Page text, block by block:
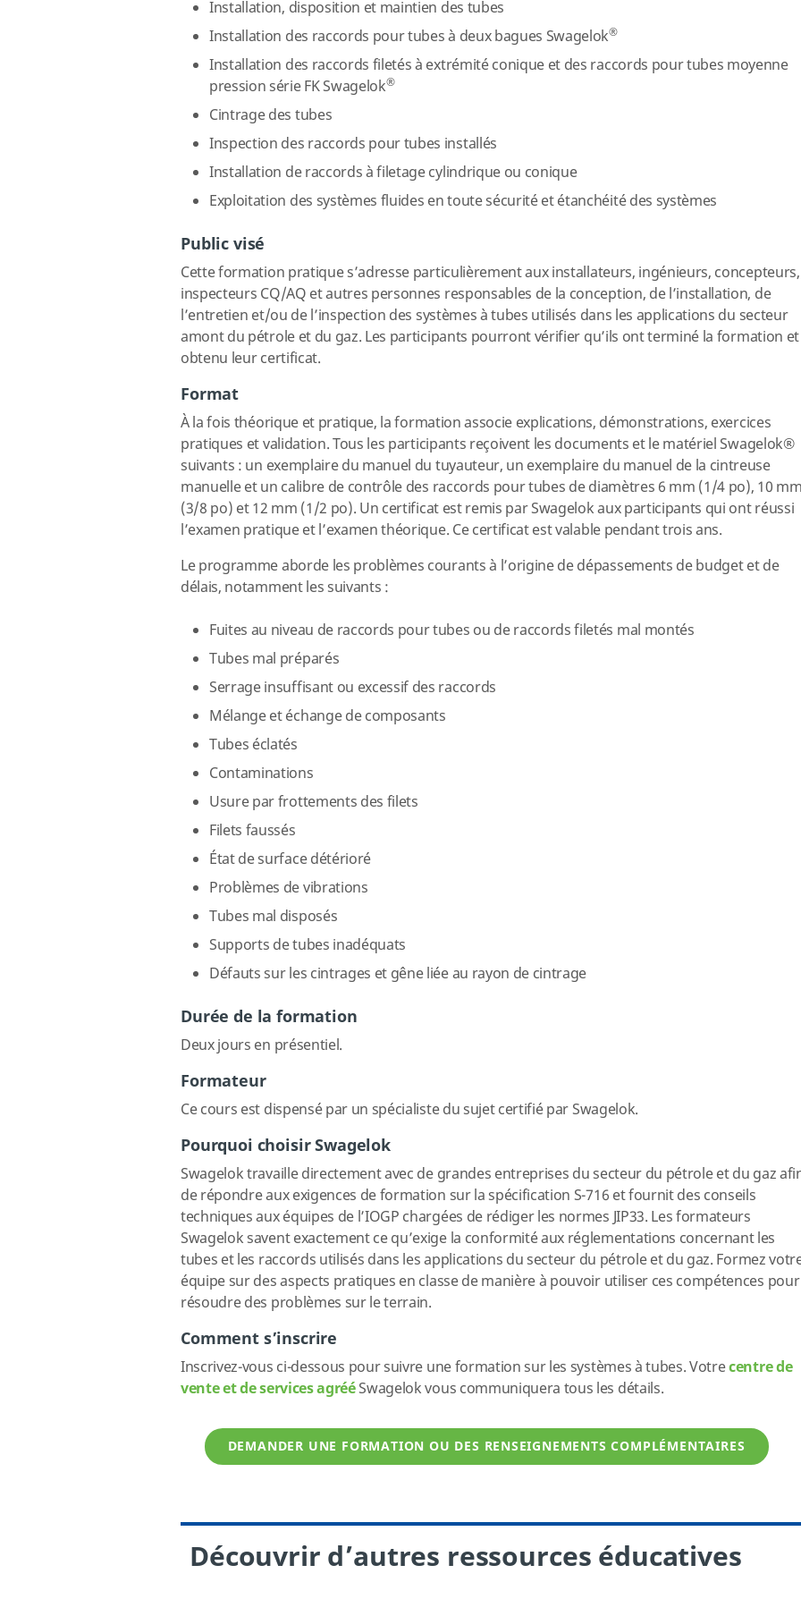
Installation, disposition et maintien des tubes
Installation des raccords pour tubes à deux bagues Swagelok®
Installation des raccords filetés à extrémité conique et des raccords pour tubes moyenne
pression série FK Swagelok®
Cintrage des tubes
Inspection des raccords pour tubes installés
Installation de raccords à filetage cylindrique ou conique
Exploitation des systèmes fluides en toute sécurité et étanchéité des systèmes
Public visé
Cette formation pratique s’adresse particulièrement aux installateurs, ingénieurs, concepteurs,
inspecteurs CQ/AQ et autres personnes responsables de la conception, de l’installation, de
l’entretien et/ou de l’inspection des systèmes à tubes utilisés dans les applications du secteur
amont du pétrole et du gaz. Les participants pourront vérifier qu’ils ont terminé la formation et
obtenu leur certificat.
Format
À la fois théorique et pratique, la formation associe explications, démonstrations, exercices
pratiques et validation. Tous les participants reçoivent les documents et le matériel Swagelok®
suivants : un exemplaire du manuel du tuyauteur, un exemplaire du manuel de la cintreuse
manuelle et un calibre de contrôle des raccords pour tubes de diamètres 6 mm (1/4 po), 10
(3/8 po) et 12 mm (1/2 po). Un certificat est remis par Swagelok aux participants qui ont réussi
l’examen pratique et l’examen théorique. Ce certificat est valable pendant trois ans.
Le programme aborde les problèmes courants à l’origine de dépassements de budget et de
délais, notamment les suivants :
Fuites au niveau de raccords pour tubes ou de raccords filetés mal montés
Tubes mal préparés
Serrage insuffisant ou excessif des raccords
Mélange et échange de composants
Tubes éclatés
Contaminations
Usure par frottements des filets
Filets faussés
État de surface détérioré
Problèmes de vibrations
Tubes mal disposés
Supports de tubes inadéquats
Défauts sur les cintrages et gêne liée au rayon de cintrage
Durée de la formation
Deux jours en présentiel.
Formateur
Ce cours est dispensé par un spécialiste du sujet certifié par Swagelok.
Pourquoi choisir Swagelok
Swagelok travaille directement avec de grandes entreprises du secteur du pétrole et du gaz
de répondre aux exigences de formation sur la spécification S-716 et fournit des conseils
techniques aux équipes de l’IOGP chargées de rédiger les normes JIP33. Les formateurs
Swagelok savent exactement ce qu’exige la conformité aux réglementations concernant les
tubes et les raccords utilisés dans les applications du secteur du pétrole et du gaz. Formez
équipe sur des aspects pratiques en classe de manière à pouvoir utiliser ces compétences pour
résoudre des problèmes sur le terrain.
Comment s’inscrire
Inscrivez-vous ci-dessous pour suivre une formation sur les systèmes à tubes. Votrecentre de
vente et de services agrééSwagelok vous communiquera tous les détails.
DEMANDER UNE FORMATION OU DES RENSEIGNEMENTS COMPLÉMENTAIRES
Découvrir d’autres ressources éducatives